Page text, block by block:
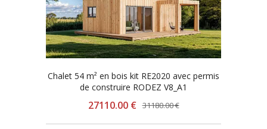
Chalet 54 m² en bois kit RE2020 avec permis
de construire RODEZ V8_A1
27110.00 € 31180.00 €